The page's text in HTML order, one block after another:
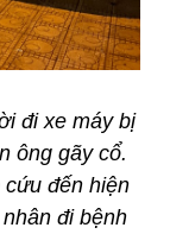
đi xe máy bị
ông gãy cổ.
đến hiện
đi bệnh